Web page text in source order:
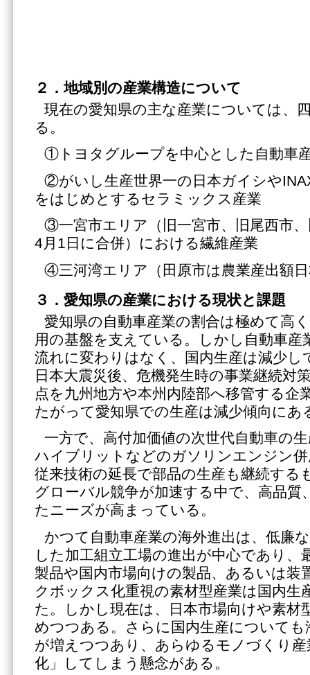
２．地域別の産業構造について
現在の愛知県の主な産業については、
る。
①トヨタグループを中心とした自動車
②がいし生産世界一の日本ガイシや
をはじめとするセラミックス産業
③一宮市エリア（旧一宮市、旧尾西市
4月1日に合併）における繊維産業
④三河湾エリア（田原市は農業産出額
３．愛知県の産業における現状と課題
愛知県の自動車産業の割合は極めて高
用の基盤を支えている。しかし自動車産
流れに変わりはなく、国内生産は減少し
日本大震災後、危機発生時の事業継続対
点を九州地方や本州内陸部へ移管する企
たがって愛知県での生産は減少傾向にあ
一方で、高付加価値の次世代自動車の
ハイブリットなどのガソリンエンジン
従来技術の延長で部品の生産も継続する
グローバル競争が加速する中で、高品質
たニーズが高まっている。
かつて自動車産業の海外進出は、低廉
した加工組立工場の進出が中心であり、
製品や国内市場向けの製品、あるいは装
クボックス化重視の素材型産業は国内生
た。しかし現在は、日本市場向けや素材
めつつある。さらに国内生産についても
が増えつつあり、あらゆるモノづくり
化」してしまう懸念がある。